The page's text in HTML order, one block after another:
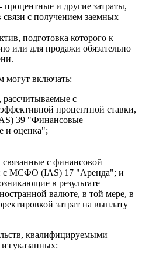
процентные и другие затраты,
связи с получением заемных
подготовка которого к
или для продажи обязательно
могут включать:
с
процентной ставки,
39 "Финансовые
и оценка";
с финансовой
с МСФО (IAS) 17 "Аренда"; и
в результате
валюте, в той мере, в
затрат на выплату
квалифицируемыми
указанных: